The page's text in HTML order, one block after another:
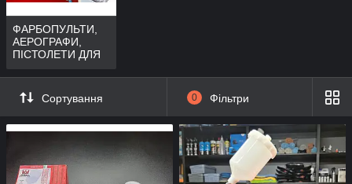
ФАРБОПУЛЬТИ,
АЕРОГРАФИ,
ПІСТОЛЕТИ ДЛЯ
Сортування 0 Фільтри